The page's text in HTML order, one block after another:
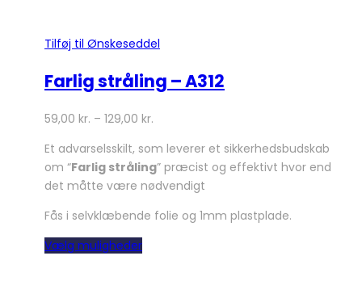
Tilføj til Ønskeseddel
Farlig stråling – A312
59,00 kr. – 129,00 kr.
Et advarselsskilt, som leverer et sikkerhedsbudskab
om “Farlig stråling” præcist og effektivt hvor end
det måtte være nødvendigt
Fås i selvklæbende folie og 1mm plastplade.
Vælg mulighederDette